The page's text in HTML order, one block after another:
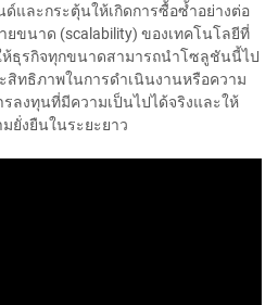
และกระตุ้นให้เกิดการซื้อซ้ำอย่างต่อ
ยขนาด (scalability) ของเทคโนโลยีที่
ห้ธุรกิจทุกขนาดสามารถนำโซลูชันนี้ไป
สิทธิภาพในการดำเนินงานหรือความ
รลงทุนที่มีความเป็นไปได้จริงและให้
ยั่งยืนในระยะยาว